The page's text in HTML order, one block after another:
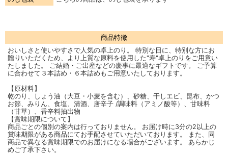
商品特徴
おいしさと使いやすさで人気の卓上のり。 特別な日に、特別な方にお
贈りいただくため、より上質な原料を使用した"寿"卓上のりをご用意い
たしました。 ご結婚・ご出産などの慶事に最適なギフトです。 ご予算
に合わせて３本詰め・６本詰めもご用意いたしております。
【原材料】
乾のり、しょう油（大豆・小麦を含む）、砂糖、干しエビ、昆布、かつ
お節、みりん、食塩、清酒、唐辛子 /調味料（アミノ酸等）、甘味料
（甘草）、香辛料抽出物
【賞味期限について】
商品ごとの個別の案内は行っておりません。 お届け時に3分の2以上の
賞味期限がある商品にてお手配させていただいております。 また、同
商品で異なる賞味期限でのお届けになる場合がございます。 あらかじ
めご了承下さい。